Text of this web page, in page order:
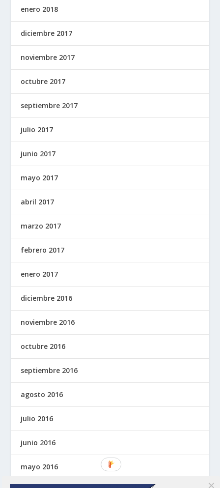
enero 2018
diciembre 2017
noviembre 2017
octubre 2017
septiembre 2017
julio 2017
junio 2017
mayo 2017
abril 2017
marzo 2017
febrero 2017
enero 2017
diciembre 2016
noviembre 2016
octubre 2016
septiembre 2016
agosto 2016
julio 2016
junio 2016
mayo 2016